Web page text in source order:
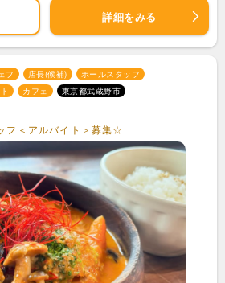
詳細をみる
フ 店長(候補)
ホールスタッフ
カフェ 東京都武蔵野市
フ＜アルバイト＞募集☆